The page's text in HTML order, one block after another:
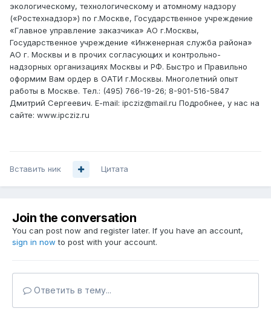
экологическому, технологическому и атомному надзору
(«Ростехнадзор») по г.Москве, Государственное учреждение
«Главное управление заказчика» АО г.Москвы,
Государственное учреждение «Инженерная служба района»
АО г. Москвы и в прочих согласующих и контрольно-
надзорных организациях Москвы и РФ. Быстро и Правильно
оформим Вам ордер в ОАТИ г.Москвы. Многолетний опыт
работы в Москве. Тел.: (495) 766-19-26; 8-901-516-5847
Дмитрий Сергеевич. E-mail: ipcziz@mail.ru Подробнее, у нас на
сайте: www.ipcziz.ru
Вставить ник Цитата
Join the conversation
You can post now and register later. If you have an account,
sign in now to post with your account.
Ответить в тему...